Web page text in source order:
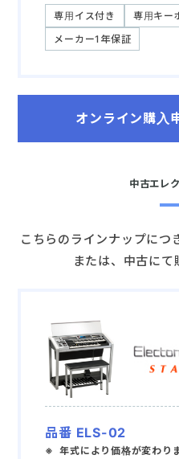
専用イス付き
専用キー
メーカー1年保証
オンライン購入
中古エレ
こちらのラインナップにつ
または、中古にて
品番 ELS-02
年式により価格が変わりま